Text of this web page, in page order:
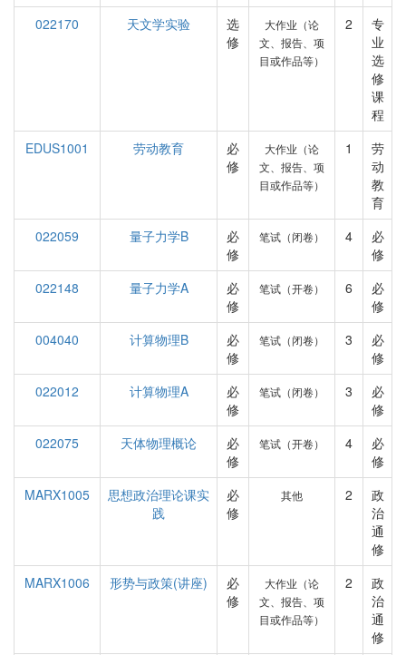
022170
天文学实验
选
修
大作业（论
文、报告、项
目或作品等）
2
专
业
选
修
课
程
EDUS1001
劳动教育
必
修
大作业（论
文、报告、项
目或作品等）
1
劳
动
教
育
022059
量子力学B
必
修
笔试（闭卷） 4
必
修
022148
量子力学A
必
修
笔试（开卷） 6
必
修
004040
计算物理B
必
修
笔试（闭卷） 3
必
修
022012
计算物理A
必
修
笔试（闭卷） 3
必
修
022075
天体物理概论
必
修
笔试（开卷） 4
必
修
MARX1005
思想政治理论课实
践
必
修
其他 2
政
治
通
修
MARX1006
形势与政策(讲座)
必
修
大作业（论
文、报告、项
目或作品等）
2
政
治
通
修